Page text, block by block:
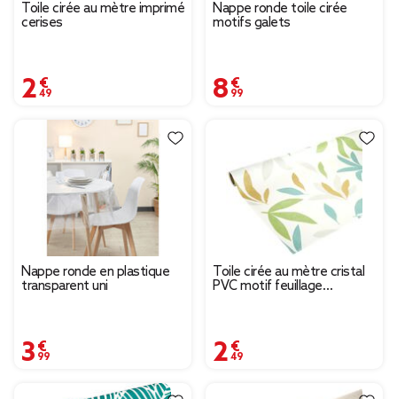
Toile cirée au mètre imprimé
cerises
2,49 €
Nappe ronde toile cirée
motifs galets
8,99 €
Nappe ronde en plastique
transparent uni
3,99 €
Toile cirée au mètre cristal
PVC motif feuillage
2,49 €